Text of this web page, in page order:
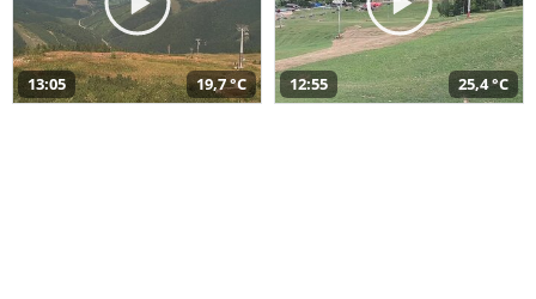
13:05 19,7 °C 12:55 25,4 °C